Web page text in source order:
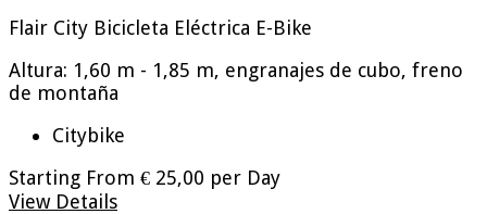
Flair City Bicicleta Eléctrica E-Bike
Altura: 1,60 m - 1,85 m, engranajes de cubo, freno
de montaña
Citybike
Starting From € 25,00 per Day
View Details